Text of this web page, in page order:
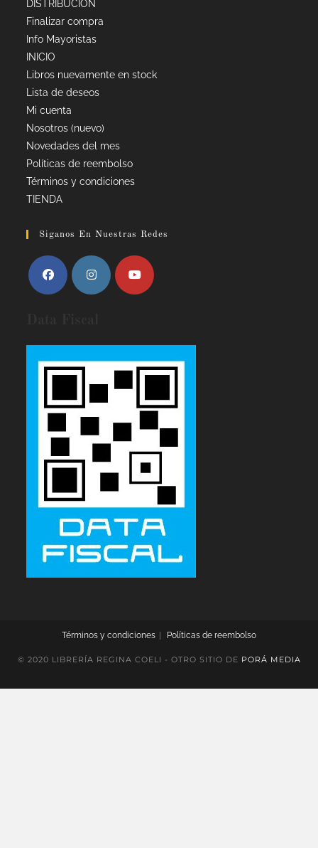
DISTRIBUCIÓN
Finalizar compra
Info Mayoristas
INICIO
Libros nuevamente en stock
Lista de deseos
Mi cuenta
Nosotros (nuevo)
Novedades del mes
Políticas de reembolso
Términos y condiciones
TIENDA
Siganos En Nuestras Redes
Términos y condiciones Políticas de reembolso
© 2020 LIBRERÍA REGINA COELI - OTRO SITIO DE PORÁ MEDIA